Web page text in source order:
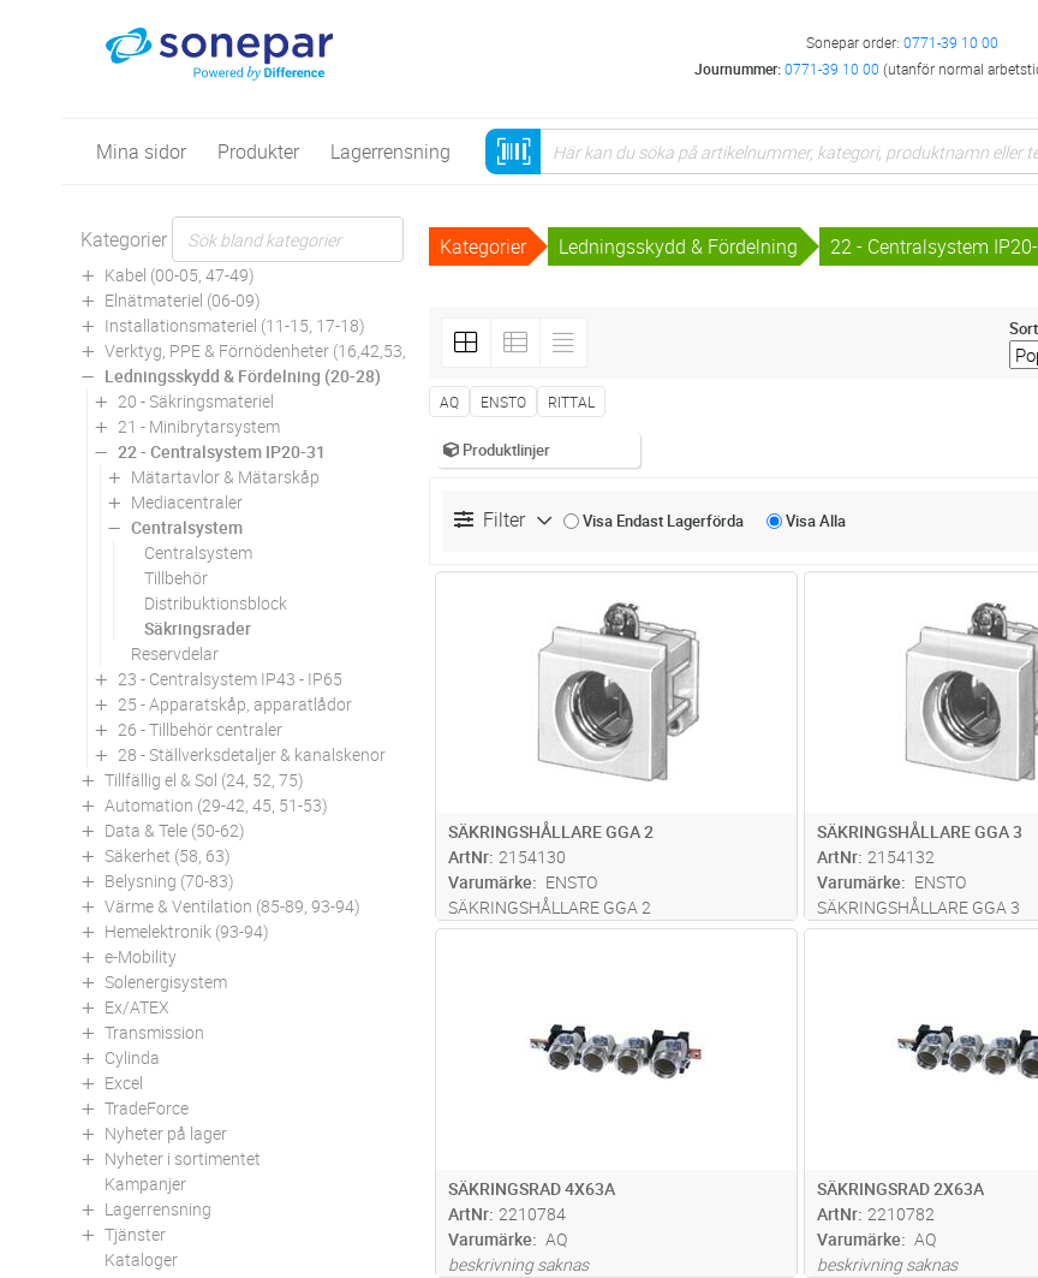
Sonepar order: 0771-39 10 00
Journummer:0771-39 10 00 (utanför normal
Mina sidor Produkter Lagerrensning
Kategorier
Kabel (00-05, 47-49)
Elnätmateriel (06-09)
Installationsmateriel (11-15, 17-18)
Verktyg, PPE & Förnödenheter (16,42,53,94)
Ledningsskydd & Fördelning (20-28)
20 - Säkringsmateriel
21 - Minibrytarsystem
22 - Centralsystem IP20-31
Mätartavlor & Mätarskåp
Mediacentraler
Centralsystem
Centralsystem
Tillbehör
Distribuktionsblock
Säkringsrader
Reservdelar
23 - Centralsystem IP43 - IP65
25 - Apparatskåp, apparatlådor
26 - Tillbehör centraler
28 - Ställverksdetaljer & kanalskenor
Tillfällig el & Sol (24, 52, 75)
Automation (29-42, 45, 51-53)
Data & Tele (50-62)
Säkerhet (58, 63)
Belysning (70-83)
Värme & Ventilation (85-89, 93-94)
Hemelektronik (93-94)
e-Mobility
Solenergisystem
Ex/ATEX
Transmission
Cylinda
Excel
TradeForce
Nyheter på lager
Nyheter i sortimentet
Kampanjer
Lagerrensning
Tjänster
Kataloger
Kategorier Ledningsskydd & Fördelning 22 - Centralsystem
AQ ENSTO RITTAL
Produktlinjer
Filter Visa Endast Lagerförda VisaAlla
SÄKRINGSHÅLLARE GGA 2
ArtNr 2154130
Varumärke
ENSTO
SÄKRINGSHÅLLARE GGA 2
SÄKRINGSHÅLLARE GGA 3
ArtNr 2154132
Varumärke
ENSTO
SÄKRINGSHÅLLARE GGA 3
SÄKRINGSRAD 4X63A
ArtNr 2210784
Varumärke
AQ
beskrivning saknas
SÄKRINGSRAD 2X63A
ArtNr 2210782
Varumärke
AQ
beskrivning saknas